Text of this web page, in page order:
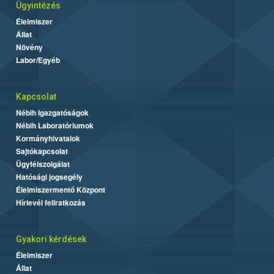
Ügyintézés
Élelmiszer
Állat
Növény
Labor/Egyéb
Kapcsolat
Nébih Igazgatóságok
Nébih Laboratóriumok
Kormányhivatalok
Sajtókapcsolat
Ügyfélszolgálat
Hatósági jogsegély
Élelmiszermentő Központ
Hírlevél feliratkozás
Gyakori kérdések
Élelmiszer
Állat